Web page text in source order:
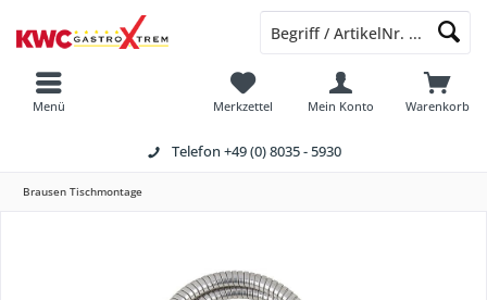
Telefon +49 (0) 8035 - 5930
Menü Warenkorb
Merkzettel Mein Konto
Brausen Tischmontage